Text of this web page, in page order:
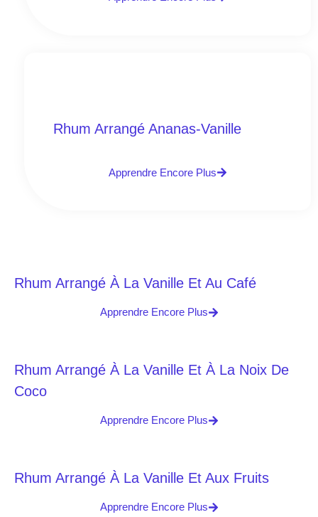
Rhum Arrangé Ananas-Vanille
Apprendre Encore Plus
Rhum Arrangé À La Vanille Et Au Café
Apprendre Encore Plus
Rhum Arrangé À La Vanille Et À La Noix De
Coco
Apprendre Encore Plus
Rhum Arrangé À La Vanille Et Aux Fruits
Apprendre Encore Plus